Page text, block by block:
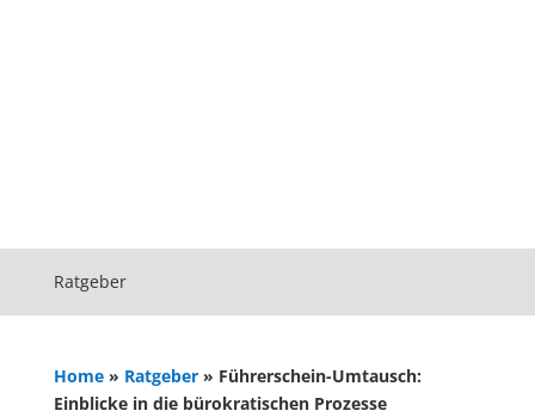
Ratgeber
Home» Ratgeber» Führerschein-Umtausch:
Einblicke in die bürokratischen Prozesse